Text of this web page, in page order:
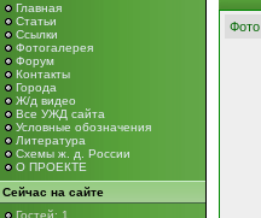
Главная
Статьи
Ссылки
Фотогалерея
Форум
Контакты
Города
Ж/д видео
Все УЖД сайта
Условные обозначения
Литература
Схемы ж. д. России
О ПРОЕКТЕ
Сейчас на сайте
Гостей: 1